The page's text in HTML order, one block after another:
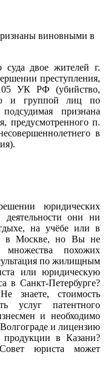
виновными в
суда двое жителей г.
преступления,
УК РФ (убийство,
и группой лиц по
признана
предусмотренного п.
в
юридических
они ни
на учёбе или в
в Москве, но Вы не
похожих
по жилищным
или юридическую
в Санкт-Петербурге?
знаете, стоимость
услуг патентного
и необходимо
и лицензию
в Казани?
юриста может